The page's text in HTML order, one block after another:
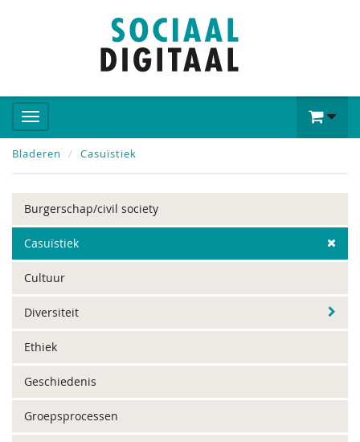
Bladeren Casuïstiek
Burgerschap/civil society
Casuïstiek
Cultuur
Diversiteit
Ethiek
Geschiedenis
Groepsprocessen